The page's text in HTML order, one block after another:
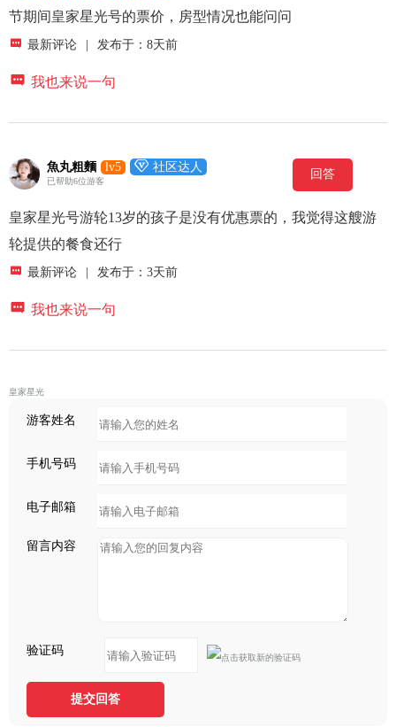
节期间皇家星光号的票价，房型情况也能问问
 最新评论 发布于：8天前
 我也来说一句
魚丸粗麵 lv5  社区达人
已帮助6位游客
回答
皇家星光号游轮13岁的孩子是没有优惠票的，我觉得这艘游
轮提供的餐食还行
 最新评论 发布于：3天前
 我也来说一句
皇家星光
游客姓名
手机号码
电子邮箱
留言内容
验证码
提交回答